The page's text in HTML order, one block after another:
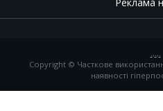
.,.,.
Copyright © Часткове
наявності